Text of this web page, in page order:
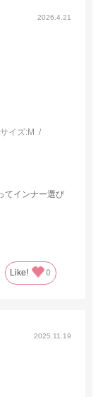
2026.4.21
イズ:M
てインナー選び
たです。
Like! 0
2025.11.19